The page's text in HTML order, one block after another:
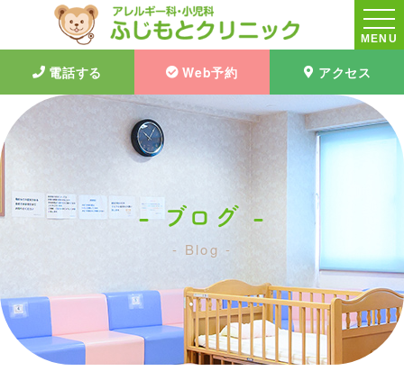
MENU
電話する Web予約 アクセス
ブログ
Blog
診療について｜ブログ｜ふじもとクリニック|大阪茨木市|アレルギー
科・小児科・予防接種